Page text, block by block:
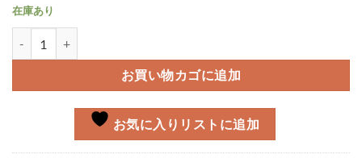
在庫あり
お買い物カゴに追加
お気に入りリストに追加